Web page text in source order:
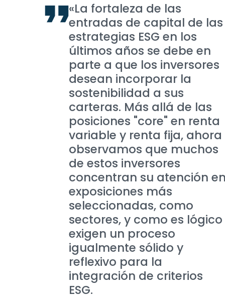
«La fortaleza de las
entradas de capital de las
estrategias ESG en los
últimos años se debe en
parte a que los inversores
desean incorporar la
sostenibilidad a sus
carteras. Más allá de las
posiciones "core" en renta
variable y renta fija, ahora
observamos que muchos
de estos inversores
concentran su atención
exposiciones más
seleccionadas, como
sectores, y como es lógico
exigen un proceso
igualmente sólido y
reflexivo para la
integración de criterios
ESG.